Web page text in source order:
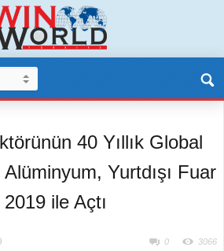
40 Yıllık Global
Yurtdışı Fuar
ile Açtı
0 3066